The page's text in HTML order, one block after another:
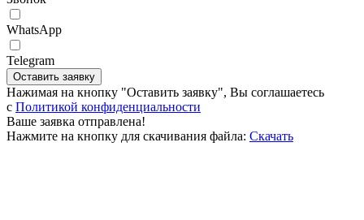
WhatsApp
Telegram
Оставить заявку
Нажимая на кнопку "Оставить заявку", Вы соглашаетесь
c Политикой конфиденциальности
Ваше заявка отправлена!
Нажмите на кнопку для скачивания файла: Скачать